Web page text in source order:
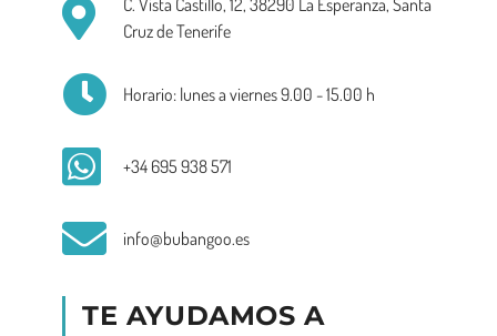
TE AYUDAMOS A
Cruz de Tenerife
Horario: lunes a viernes 9.00 - 15.00 h
+34 695 938 571
info@bubangoo.es